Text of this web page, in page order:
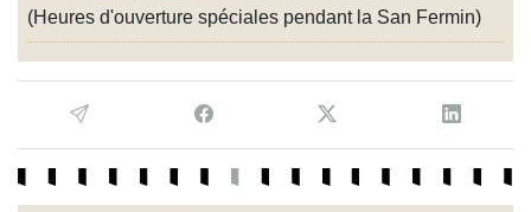
(Heures d'ouverture spéciales pendant la San Fermin)